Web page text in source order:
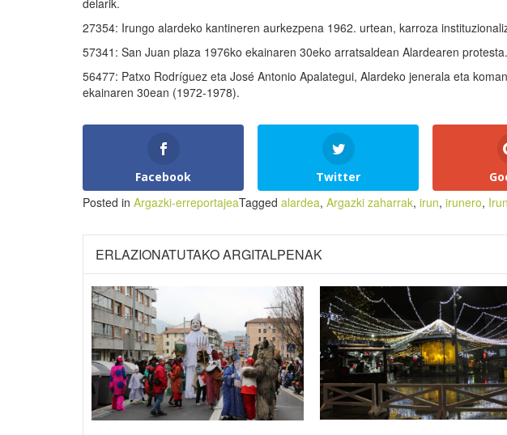
27354: Irungo alardeko kantineren aurkezpena 1962. urtean, karroza
57341: San Juan plaza 1976ko ekainaren 30eko arratsaldean Alardearen protesta.
56477: Patxo Rodríguez eta José Antonio Apalategui, Alardeko jenerala eta
ekainaren 30ean (1972-1978).
Facebook Twitter
Posted in Argazki-erreportajeaTagged alardea, Argazki zaharrak, irun, irunero,
ERLAZIONATUTAKO ARGITALPENAK